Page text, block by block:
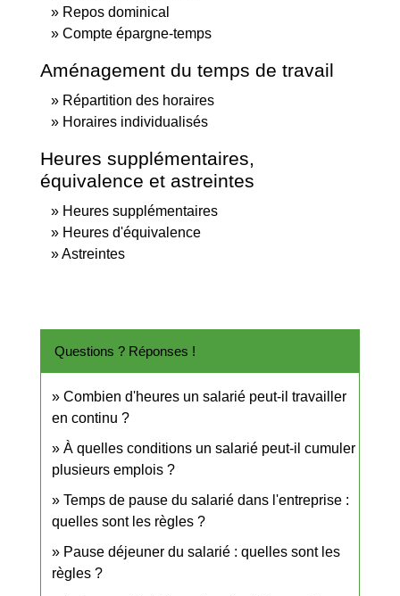
Repos dominical
Compte épargne-temps
Aménagement du temps de travail
Répartition des horaires
Horaires individualisés
Heures supplémentaires,
équivalence et astreintes
Heures supplémentaires
Heures d'équivalence
Astreintes
Questions ? Réponses !
Combien d'heures un salarié peut-il travailler
en continu ?
À quelles conditions un salarié peut-il cumuler
plusieurs emplois ?
Temps de pause du salarié dans l'entreprise :
quelles sont les règles ?
Pause déjeuner du salarié : quelles sont les
règles ?